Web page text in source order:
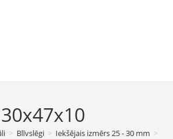
> Blīvslēgi > Iekšējais izmērs 25 - 30 mm >